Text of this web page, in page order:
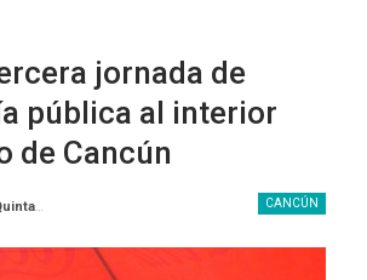
jornada de
pública al interior
de Cancún
CANCÚN
Roo